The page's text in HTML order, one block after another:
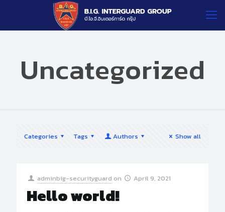
Uncategorized
Categories Tags Authors Show all
adminbig-securityguard on April 9, 2021
Hello world!